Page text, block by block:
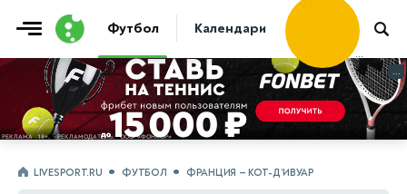
Футбол Календари Таблицы Матчи
...
...
LIVESPORT.RU ФУТБОЛ ФРАНЦИЯ — КОТ-Д’ИВУАР